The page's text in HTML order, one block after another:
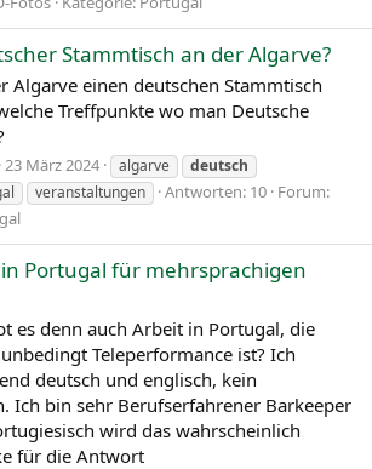
Stammtisch an der Algarve?
Algarve einen deutschen Stammtisch
Treffpunkte wo man Deutsche
23 März 2024 algarve
deutsch
veranstaltungen Antworten: 10 Forum:
in Portugal für mehrsprachigen
es denn auch Arbeit in Portugal, die
Teleperformance ist? Ich
deutsch und englisch, kein
Ich bin sehr Berufserfahrener Barkeeper
wird das wahrscheinlich
für die Antwort